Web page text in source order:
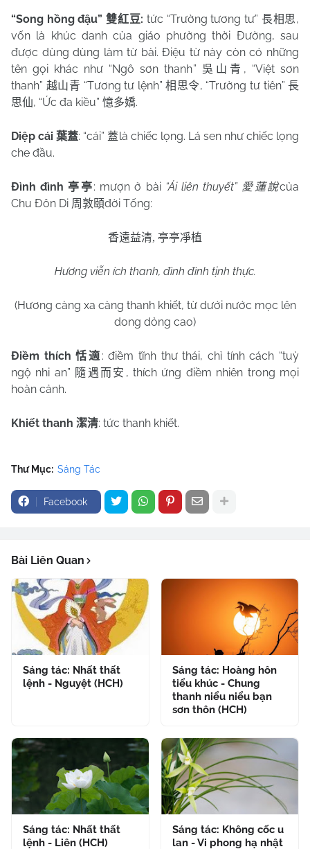
“Song hồng đậu”雙紅豆:tức “Trường tương tư” 長相思,
vốn là khúc danh của giáo phường thời Đường, sau
được dùng dùng làm từ bài. Điệu từ này còn có những
tên gọi khác như “Ngô sơn thanh” 吳山青 , “Việt sơn
thanh” 越山青 “Tương tư lệnh”相思令, “Trường tư tiên”長
思仙, “Ức đa kiều” 憶多嬌.
Diệp cái葉蓋: “cái” 蓋là chiếc lọng. Lá sen như chiếc lọng
che đầu.
Đình đình 亭亭: mượn ở bài “Ái liên thuyết” 愛蓮說của
Chu Đôn Di 周敦頤đời Tống:
香遠益清, 亭亭凈植
Hương viễn ích thanh, đình đình tịnh thực.
(Hương càng xa càng thanh khiết, từ dưới nước mọc lên
dong dỏng cao)
Điềm thích恬適 : điềm tĩnh thư thái, chỉ tính cách “tuỳ
ngộ nhi an” 隨遇而安 , thích ứng điềm nhiên trong mọi
hoàn cảnh.
Khiết thanh 潔清: tức thanh khiết.
Thư Mục: Sáng Tác
Facebook
Bài Liên Quan
Sáng tác: Nhất thất
lệnh - Nguyệt (HCH)
Sáng tác: Hoàng hôn
tiểu khúc - Chung
thanh niểu niểu bạn
sơn thôn (HCH)
Sáng tác: Nhất thất
lệnh - Liên (HCH)
Sáng tác: Không cốc u
lan - Vi phong hạ nhật